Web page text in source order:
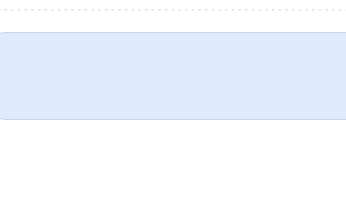
للعائلة بأكملها. إضافةً إلى الاحتفال، تستضيف المسرح
للعائلات الاحتفال بالمناسبات الكبيرة لصغارهم مع
التي تضبط الأجواء، والنوافير في أوج انسيابها،
الفصل الأخير من موسم جمع كل احتفال في وجهة واحدة.
على الموسم معاً. لاستفسارات حفلات أعياد الميلاد يرجى
مشمولة - حتى نفاد الكميات.